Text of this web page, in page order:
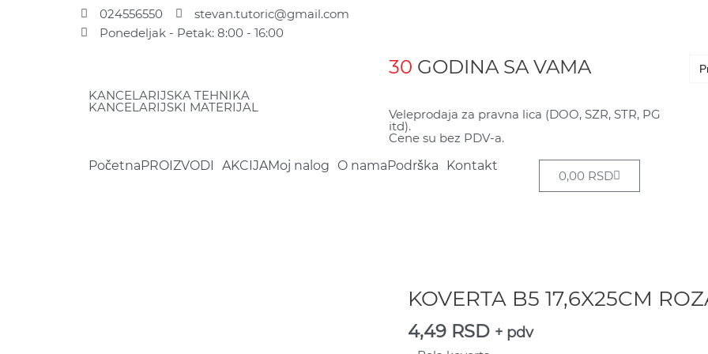
024556550
stevan.tutoric@gmail.com
Ponedeljak - Petak: 8:00 - 16:00
KANCELARIJSKA TEHNIKA
KANCELARIJSKI MATERIJAL
30 GODINA SA VAMA
Veleprodaja za pravna lica (DOO, SZR, STR, PG
itd).
Cene su bez PDV-a.
for:
PočetnaPROIZVODI AKCIJAMoj nalog O namaPodrška Kontakt
0,00 RSDCart
KOVERTA B5 17,6X25CM
4,49 RSD + pdv
KOVERTA
17,6X25CM